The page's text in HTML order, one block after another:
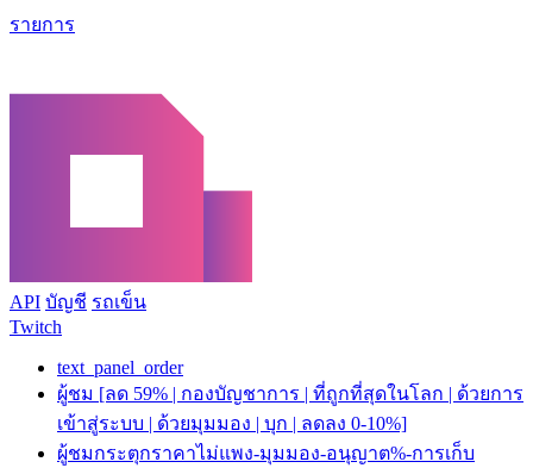
รายการ
API บัญชี รถเข็น
Twitch
text_panel_order
ผู้ชม [ลด 59% | กองบัญชาการ | ที่ถูกที่สุดในโลก | ด้วยการ
เข้าสู่ระบบ | ด้วยมุมมอง | บุก | ลดลง 0-10%]
ผู้ชมกระตุกราคาไม่แพง-มุมมอง-อนุญาต%-การเก็บ